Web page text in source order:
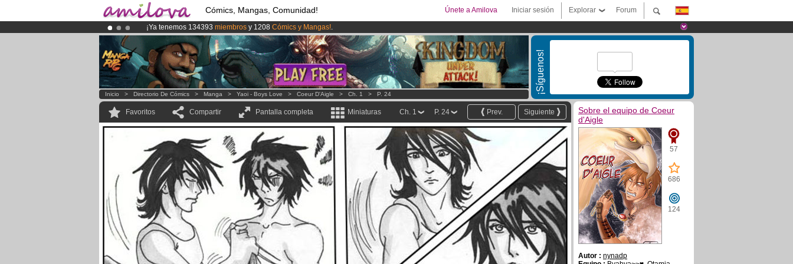
Cómics, Mangas, Comunidad! Forum
Explorar
Iniciar sesión
Únete a Amilova
¡Ya tenemos 134393 miembros y 1208 Cómics y Mangas!.
¡El Kickstarter Amilova está desormado lanzado!.
¡Conviertete en Premium por3.95 euros al mes!Hazte Premium ya
¡Síguenos!
Inicio > Directorio De Cómics > Manga > Yaoi - Boys Love > Coeur D'Aigle > Ch. 1 > P. 24
Favoritos Compartir Pantalla completa Miniaturas Siguiente
Prev.
P. 24
Ch. 1
Sobre el equipo de Coeur
d'Aigle
57
686
124
Autor : nynadp